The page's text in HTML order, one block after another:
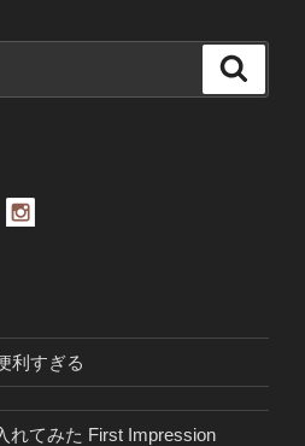
利すぎる
れてみた First Impression